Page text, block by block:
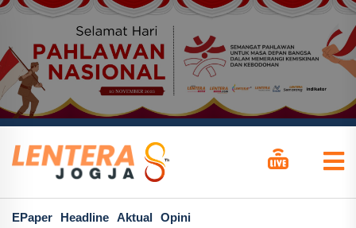
EPaper Headline Aktual Opini